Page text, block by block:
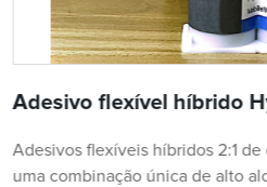
Adesivo flexível híbrido
Adesivos flexíveis híbridos 2:1
uma combinação única de alto